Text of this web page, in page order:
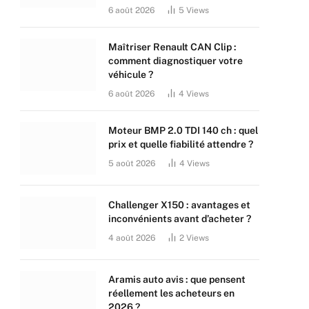
6 août 2026 5 Views
Maîtriser Renault CAN Clip :
comment diagnostiquer votre
véhicule ?
6 août 2026 4 Views
Moteur BMP 2.0 TDI 140 ch : quel
prix et quelle fiabilité attendre ?
5 août 2026 4 Views
Challenger X150 : avantages et
inconvénients avant d’acheter ?
4 août 2026 2 Views
Aramis auto avis : que pensent
réellement les acheteurs en